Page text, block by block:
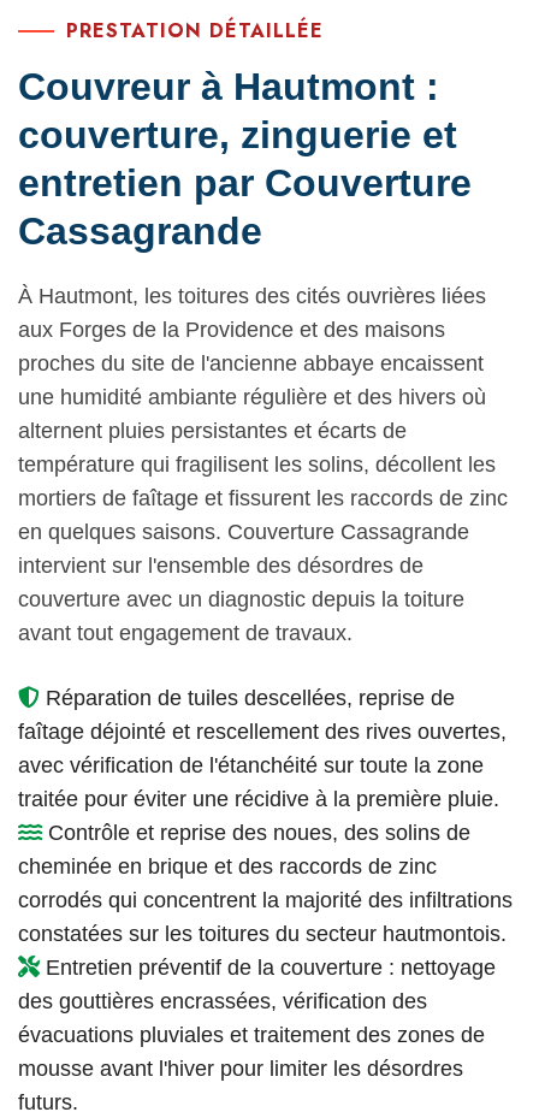
PRESTATION DÉTAILLÉE
Couvreur à Hautmont :
couverture, zinguerie et
entretien par Couverture
Cassagrande
À Hautmont, les toitures des cités ouvrières liées
aux Forges de la Providence et des maisons
proches du site de l'ancienne abbaye encaissent
une humidité ambiante régulière et des hivers où
alternent pluies persistantes et écarts de
température qui fragilisent les solins, décollent les
mortiers de faîtage et fissurent les raccords de zinc
en quelques saisons. Couverture Cassagrande
intervient sur l'ensemble des désordres de
couverture avec un diagnostic depuis la toiture
avant tout engagement de travaux.
Réparation de tuiles descellées, reprise de
faîtage déjointé et rescellement des rives ouvertes,
avec vérification de l'étanchéité sur toute la zone
traitée pour éviter une récidive à la première pluie.
Contrôle et reprise des noues, des solins de
cheminée en brique et des raccords de zinc
corrodés qui concentrent la majorité des infiltrations
constatées sur les toitures du secteur hautmontois.
Entretien préventif de la couverture : nettoyage
des gouttières encrassées, vérification des
évacuations pluviales et traitement des zones de
mousse avant l'hiver pour limiter les désordres
futurs.